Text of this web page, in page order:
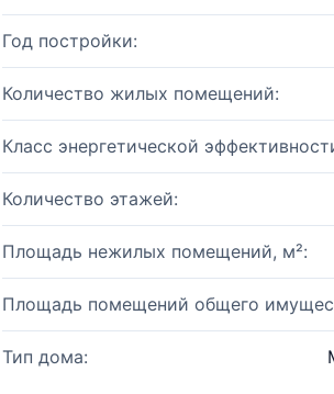
Год постройки:
Количество жилых помещений:
Класс энергетической
Количество этажей:
Площадь нежилых помещений, м²:
Площадь помещений общего
Тип дома: